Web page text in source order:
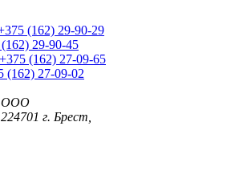
(162) 29-90-29
29-90-45
+375 (162) 27-09-65
(162) 27-09-02
ООО
г. Брест,